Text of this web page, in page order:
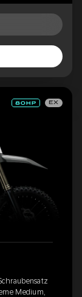
EX
Medium,